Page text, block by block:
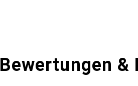
Bewertungen &